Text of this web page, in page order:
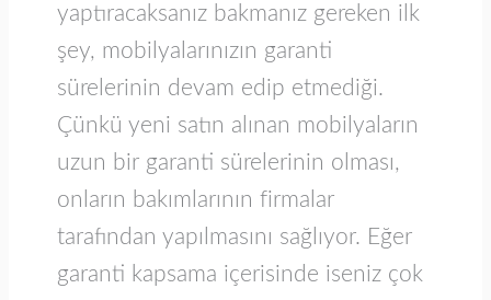
yaptıracaksanız bakmanız gereken ilk
şey, mobilyalarınızın garanti
sürelerinin devam edip etmediği.
Çünkü yeni satın alınan mobilyaların
uzun bir garanti sürelerinin olması,
onların bakımlarının firmalar
tarafından yapılmasını sağlıyor. Eğer
garanti kapsama içerisinde iseniz çok